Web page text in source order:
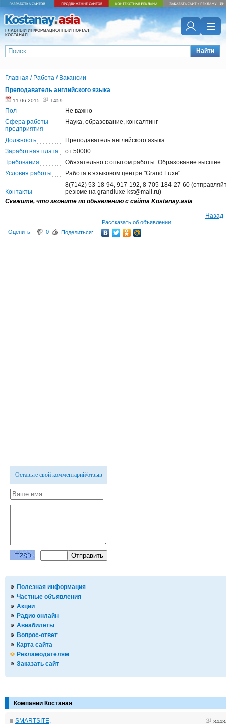
ГЛАВНЫЙ ИНФОРМАЦИОННЫЙ ПОРТАЛ
КОСТАНАЯ
Найти
Полезная информация
Частные объявления
Акции
Радио онлайн
Авиабилеты
Вопрос-ответ
Карта сайта
Рекламодателям
Заказать сайт
Компании Костаная
SMARTSITE,
Главная / Работа / Вакансии
Преподаватель английского языка
11.06.2015 1459
Пол
Не важно
Сфера работы
предприятия
Наука, образование, консалтинг
Должность
Преподаватель английского языка
Заработная плата
от 50000
Требования
Обязательно с опытом работы. Образование высшее.
Условия работы
Работа в языковом центре "Grand Luxe"
Контакты
8(7142) 53-18-94, 917-192, 8-705-184-27-60
резюме на grandluxe-kst@mail.ru)
Скажите, что звоните по объявлению с сайта Kostanay.asia
Назад
Рассказать об объявлении
Оценить
0 Поделиться:
Оставьте свой комментарий/отзыв